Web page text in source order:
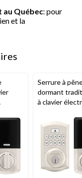
au Québec: pour
et la
Serrure à
dormant
à clavier
nickel satiné